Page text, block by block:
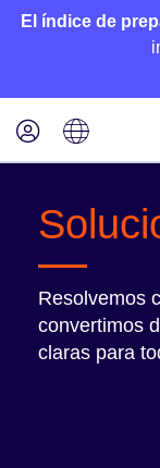
El índice de
Resolvemos
convertimos
claras para